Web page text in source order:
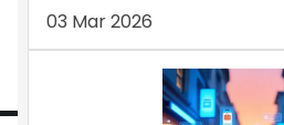
03 Mar 2026